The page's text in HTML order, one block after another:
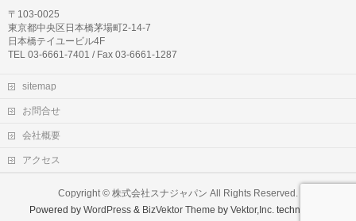
〒103-0025
東京都中央区日本橋茅場町2-14-7
日本橋テイユービル4F
TEL 03-6661-7401 / Fax 03-6661-1287
sitemap
お問合せ
会社概要
アクセス
Copyright © 株式会社スナジャパン All Rights Reserved.
Powered byWordPress & BizVektor Theme byVektor,Inc. technology.